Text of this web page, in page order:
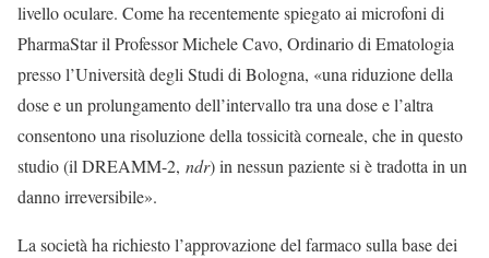
livello oculare. Come ha recentemente spiegato ai microfoni di
PharmaStar il Professor Michele Cavo, Ordinario di Ematologia
presso l’Università degli Studi di Bologna, «una riduzione della
dose e un prolungamento dell’intervallo tra una dose e l’altra
consentono una risoluzione della tossicità corneale, che in questo
studio (il DREAMM-2, ndr) in nessun paziente si è tradotta in un
danno irreversibile».
La società ha richiesto l’approvazione del farmaco sulla base dei